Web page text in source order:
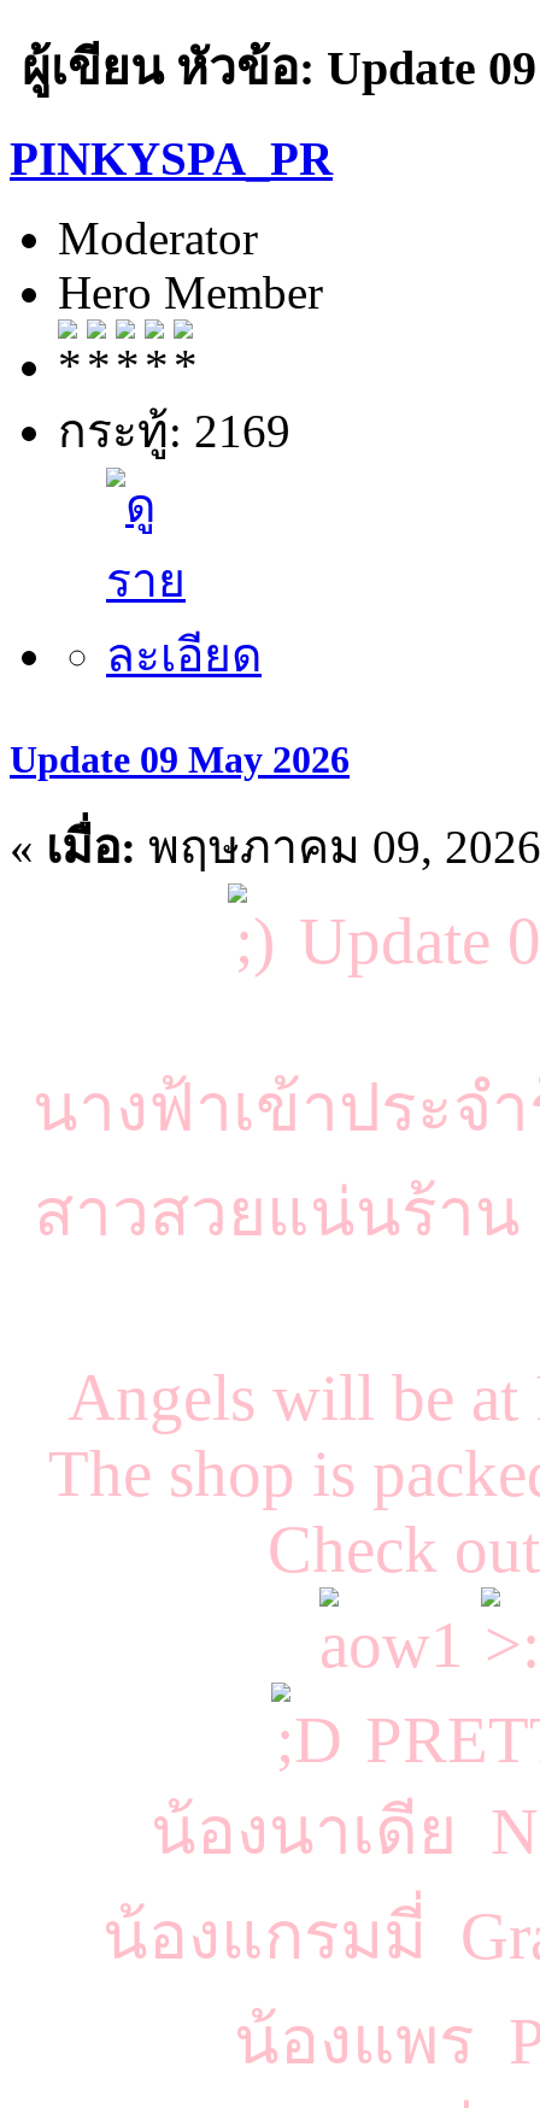
ผู้เขียนหัวข้อ: Update
PINKYSPA_PR
Moderator
Hero Member
กระทู้: 2169
Update 09 May 2026
« เมื่อ: พฤษภาคม 09,
Update
นางฟ้าเข้าประจ
สาวสวยแน่นร้า
Angels will be at
The shop is
Check
น้องนาเดีย
น้องแกรมมี่
น้องแพร